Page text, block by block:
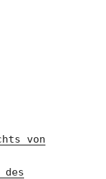
von
des